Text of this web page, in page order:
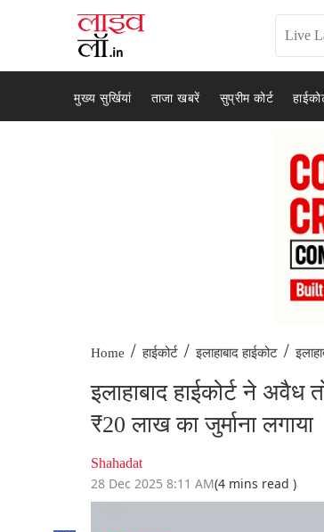
मुख्य सुर्खियां ताजा खबरें सुप्रीम कोर्ट
Home / हाईकोर्ट / इलाहाबाद हाईकोट /
इलाहाबाद हाईकोर्ट ने
₹20 लाख का जुर्माना लगाया
Shahadat
28 Dec 2025 8:11 AM(4 mins read )